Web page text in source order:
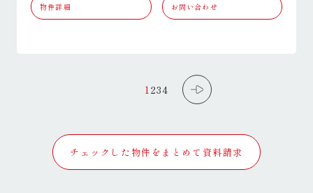
物件詳細 お問い合わせ
1 234
チェックした物件をまとめて資料請求